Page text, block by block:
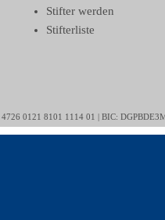
Stifter werden
Stifterliste
0121 8101 1114 01 | BIC: